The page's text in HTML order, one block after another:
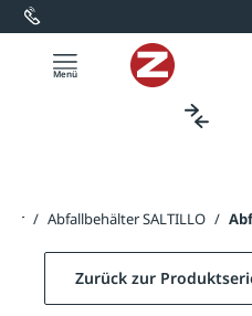
springen
/ Abfallbehälter SALTILLO /
Zurück zur